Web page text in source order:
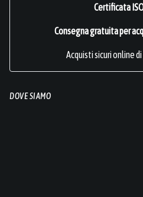
Certificata
Consegna gratuita per
Acquisti sicuri online
DOVE SIAMO